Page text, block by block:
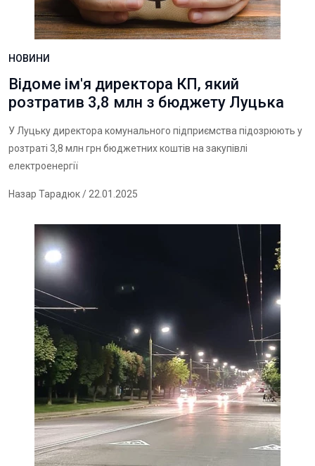
НОВИНИ
Відоме ім'я директора КП, який
розтратив 3,8 млн з бюджету Луцька
У Луцьку директора комунального підприємства підозрюють у
розтраті 3,8 млн грн бюджетних коштів на закупівлі
електроенергії
Назар Тарадюк/ 22.01.2025